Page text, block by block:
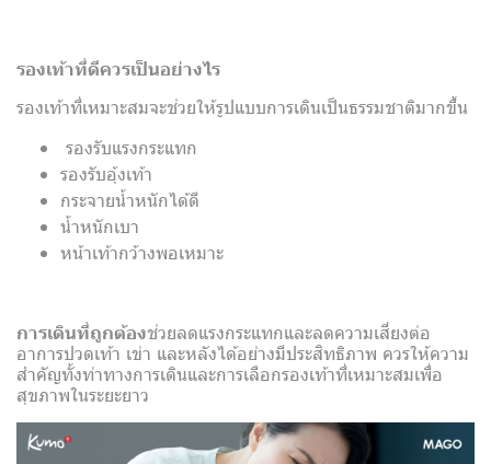
รองเท้าที่ดีควรเป็นอย่างไร
รองเท้าที่เหมาะสมจะช่วยให้รูปแบบการเดินเป็นธรรมชาติมากขึ้น
รองรับแรงกระแทก
รองรับอุ้งเท้า
กระจายน้ำหนักได้ดี
น้ำหนักเบา
หน้าเท้ากว้างพอเหมาะ
การเดินที่ถูกต้องช่วยลดแรงกระแทกและลดความเสี่ยงต่อ
อาการปวดเท้า เข่า และหลังได้อย่างมีประสิทธิภาพ ควรให้ความ
สำคัญทั้งท่าทางการเดินและการเลือกรองเท้าที่เหมาะสมเพื่อ
สุขภาพในระยะยาว